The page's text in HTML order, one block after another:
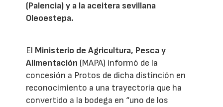
(Palencia) y a la aceitera sevillana
Oleoestepa.
El Ministerio de Agricultura, Pesca y
Alimentación (MAPA) informó de la
concesión a Protos de dicha distinción en
reconocimiento a una trayectoria que ha
convertido a la bodega en “uno de los